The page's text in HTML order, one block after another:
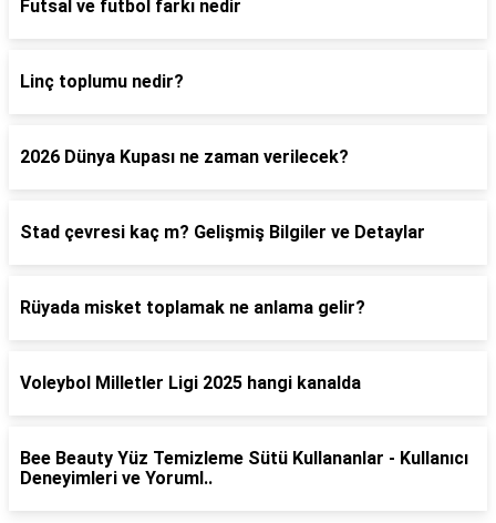
Futsal ve futbol farkı nedir
Linç toplumu nedir?
2026 Dünya Kupası ne zaman verilecek?
Stad çevresi kaç m? Gelişmiş Bilgiler ve Detaylar
Rüyada misket toplamak ne anlama gelir?
Voleybol Milletler Ligi 2025 hangi kanalda
Bee Beauty Yüz Temizleme Sütü Kullananlar - Kullanıcı
Deneyimleri ve Yoruml..